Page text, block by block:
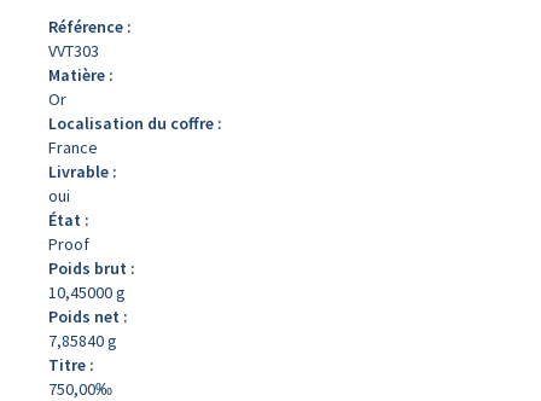
Référence :
VVT303
Matière :
Or
Localisation du coffre :
France
Livrable :
oui
État :
Proof
Poids brut :
10,45000 g
Poids net :
7,85840 g
Titre :
750,00‰